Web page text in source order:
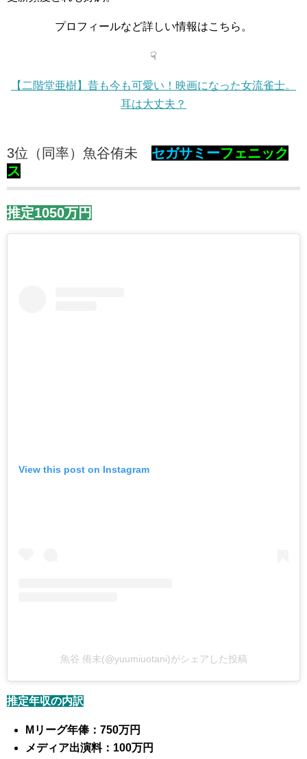
プロフィールなど詳しい情報はこちら。
☟
【二階堂亜樹】昔も今も可愛い！映画になった女流雀士。
耳は大丈夫？
3位（同率）魚谷侑未 セガサミーフェニック
ス
推定1050万円
View this post on Instagram
魚谷 侑未(@yuumiuotani)がシェアした投稿
推定年収の内訳
Mリーグ年俸：750万円
メディア出演料：100万円